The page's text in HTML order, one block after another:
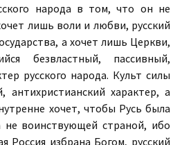
народа в том, что он не
лишь воли и любви, русский
а хочет лишь Церкви,
безвластный, пассивный,
русского народа. Культ силы
антихристианский характер, а
хочет, чтобы Русь была
не воинствующей страной, ибо
Россия избрана Богом, русский